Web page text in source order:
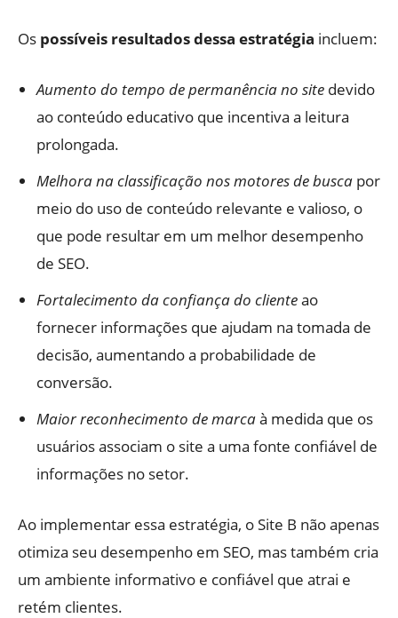
Os possíveis resultados dessa estratégia incluem:
Aumento do tempo de permanência no site devido
ao conteúdo educativo que incentiva a leitura
prolongada.
Melhora na classificação nos motores de busca por
meio do uso de conteúdo relevante e valioso, o
que pode resultar em um melhor desempenho
de SEO.
Fortalecimento da confiança do clienteao
fornecer informações que ajudam na tomada de
decisão, aumentando a probabilidade de
conversão.
Maior reconhecimento de marcaà medida que os
usuários associam o site a uma fonte confiável de
informações no setor.
Ao implementar essa estratégia, o Site B não apenas
otimiza seu desempenho em SEO, mas também cria
um ambiente informativo e confiável que atrai e
retém clientes.